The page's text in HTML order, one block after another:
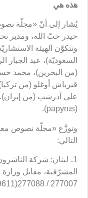
هذه هي
يُشار إلى أنّ «مجلّة
حيدر حبّ الله، ومدير
وتتكوَّن الهيئة
السعوديّة)، عبد
(من البحرين)، محمد
قيرباش أوغلو (من
علي آذرشب (من
(papyrus).
وتوزَّع «مجلّة نصوص
التالي:
1ـ لبنان: شركة
277007 / 277088(9611+)، ص. ب: 25/184.